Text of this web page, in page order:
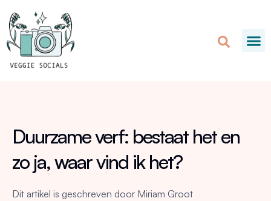
Duurzame verf: bestaat het en
zo ja, waar vind ik het?
Dit artikel is geschreven door Miriam Groot